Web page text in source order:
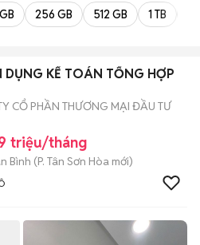
256 GB 512 GB 1 TB
DỤNG KẾ TOÁN TỔNG HỢP
CỔ PHẦN THƯƠNG MẠI ĐẦU TƯ
triệu/tháng
Bình (P. Tân Sơn Hòa mới)